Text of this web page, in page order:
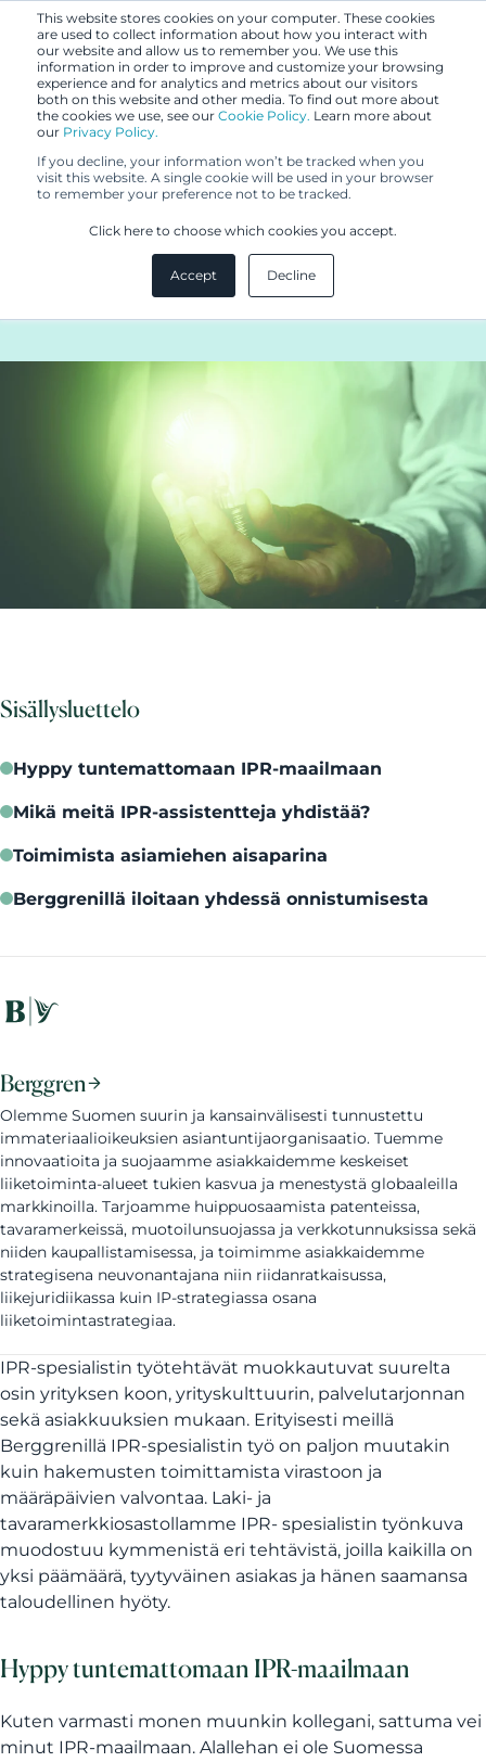
This website stores cookies on your computer. These cookies
are used to collect information about how you interact with
our website and allow us to remember you. We use this
information in order to improve and customize your browsing
experience and for analytics and metrics about our visitors
both on this website and other media. To find out more about
the cookies we use, see our Cookie Policy. Learn more about
our Privacy Policy.
If you decline, your information won’t be tracked when you
visit this website. A single cookie will be used in your browser
to remember your preference not to be tracked.
Click here to choose which cookies you accept.
Accept Decline
28.2.2020
Hyvässä ja inspiroivassa
työyhteisössä IPR-spesialisti
Sisällysluettelo
Hyppy tuntemattomaan IPR-maailmaan
Mikä meitä IPR-assistentteja yhdistää?
Toimimista asiamiehen aisaparina
Berggrenillä iloitaan yhdessä onnistumisesta
Berggren
Olemme Suomen suurin ja kansainvälisesti tunnustettu
immateriaalioikeuksien asiantuntijaorganisaatio. Tuemme
innovaatioita ja suojaamme asiakkaidemme keskeiset
liiketoiminta-alueet tukien kasvua ja menestystä globaaleilla
markkinoilla. Tarjoamme huippuosaamista patenteissa,
tavaramerkeissä, muotoilunsuojassa ja verkkotunnuksissa sekä
niiden kaupallistamisessa, ja toimimme asiakkaidemme
strategisena neuvonantajana niin riidanratkaisussa,
liikejuridiikassa kuin IP-strategiassa osana
liiketoimintastrategiaa.
IPR-spesialistin työtehtävät muokkautuvat suurelta
osin yrityksen koon, yrityskulttuurin, palvelutarjonnan
sekä asiakkuuksien mukaan. Erityisesti meillä
Berggrenillä IPR-spesialistin työ on paljon muutakin
kuin hakemusten toimittamista virastoon ja
määräpäivien valvontaa. Laki- ja
tavaramerkkiosastollamme IPR- spesialistin työnkuva
muodostuu kymmenistä eri tehtävistä, joilla kaikilla on
yksi päämäärä, tyytyväinen asiakas ja hänen saamansa
taloudellinen hyöty.
Hyppy tuntemattomaan IPR-maailmaan
Kuten varmasti monen muunkin kollegani, sattuma vei
minut IPR-maailmaan. Alallehan ei ole Suomessa